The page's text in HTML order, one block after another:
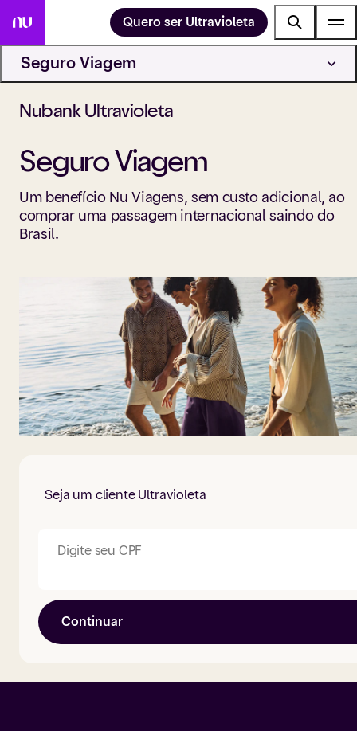
Quero ser Ultravioleta
Seguro Viagem
Nubank Ultravioleta
Seguro Viagem
Um benefício Nu Viagens, sem custo adicional, ao
comprar uma passagem internacional saindo do
Brasil.
Seja um cliente Ultravioleta
Digite seu CPF
Continuar